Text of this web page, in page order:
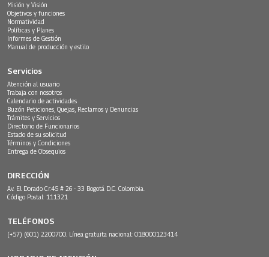
Misión y Visión
Objetivos y funciones
Normatividad
Políticas y Planes
Informes de Gestión
Manual de producción y estilo
Servicios
Atención al usuario
Trabaja con nosotros
Calendario de actividades
Buzón Peticiones, Quejas, Reclamos y Denuncias
Trámites y Servicios
Directorio de Funcionarios
Estado de su solicitud
Términos y Condiciones
Entrega de Obsequios
DIRECCIÓN
Av. El Dorado Cr.45 # 26 - 33 Bogotá D.C. Colombia.
Código Postal: 111321
TELÉFONOS
(+57) (601) 2200700. Línea gratuita nacional: 018000123414